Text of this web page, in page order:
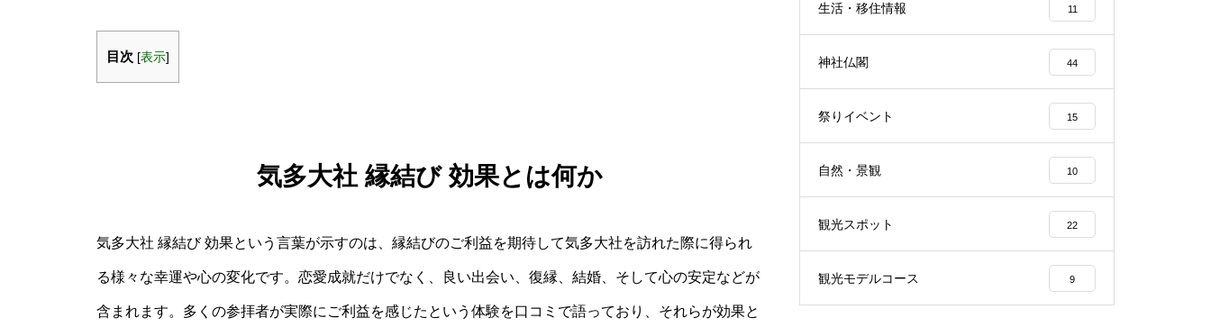
目次 [表示]
気多大社 縁結び 効果とは何か
気多大社 縁結び 効果という言葉が示すのは、縁結びのご利益を期待して気多大社を訪れた際に得られ
る様々な幸運や心の変化です。恋愛成就だけでなく、良い出会い、復縁、結婚、そして心の安定などが
含まれます。多くの参拝者が実際にご利益を感じたという体験を口コミで語っており、それらが効果と
生活・移住情報 11
神社仏閣 44
祭りイベント 15
自然・景観 10
観光スポット 22
観光モデルコース 9